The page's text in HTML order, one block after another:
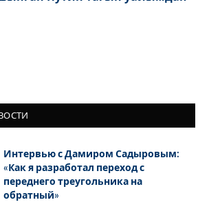
Интервью с Дамиром Садыровым:
«Как я разработал переход с
переднего треугольника на
обратный»